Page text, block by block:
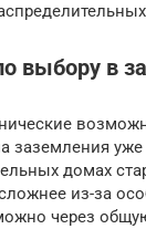
выбору в
заземления
домах
из-за
через